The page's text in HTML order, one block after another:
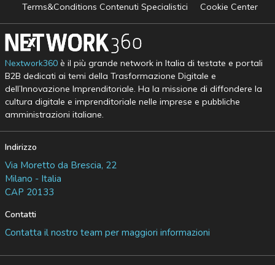
Terms&Conditions Contenuti Specialistici
Cookie Center
Nextwork360è il più grande network in Italia di testate e portali
B2B dedicati ai temi della Trasformazione Digitale e
dell’Innovazione Imprenditoriale. Ha la missione di diffondere la
cultura digitale e imprenditoriale nelle imprese e pubbliche
amministrazioni italiane.
Indirizzo
Via Moretto da Brescia, 22
Milano - Italia
CAP 20133
Contatti
Contatta il nostro team per maggiori informazioni